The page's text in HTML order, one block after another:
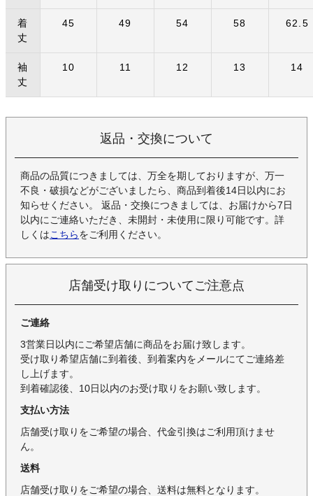
着
丈
45 49 54 58 62.5
袖
丈
10 11 12 13 14
返品・交換について
商品の品質につきましては、万全を期しておりますが、万一
不良・破損などがございましたら、商品到着後14日以内にお
知らせください。 返品・交換につきましては、お届けから7日
以内にご連絡いただき、未開封・未使用に限り可能です。詳
しくはこちらをご利用ください。
店舗受け取りについてご注意点
ご連絡
3営業日以内にご希望店舗に商品をお届け致します。
受け取り希望店舗に到着後、到着案内をメールにてご連絡差
し上げます。
到着確認後、10日以内のお受け取りをお願い致します。
支払い方法
店舗受け取りをご希望の場合、代金引換はご利用頂けませ
ん。
送料
店舗受け取りをご希望の場合、送料は無料となります。